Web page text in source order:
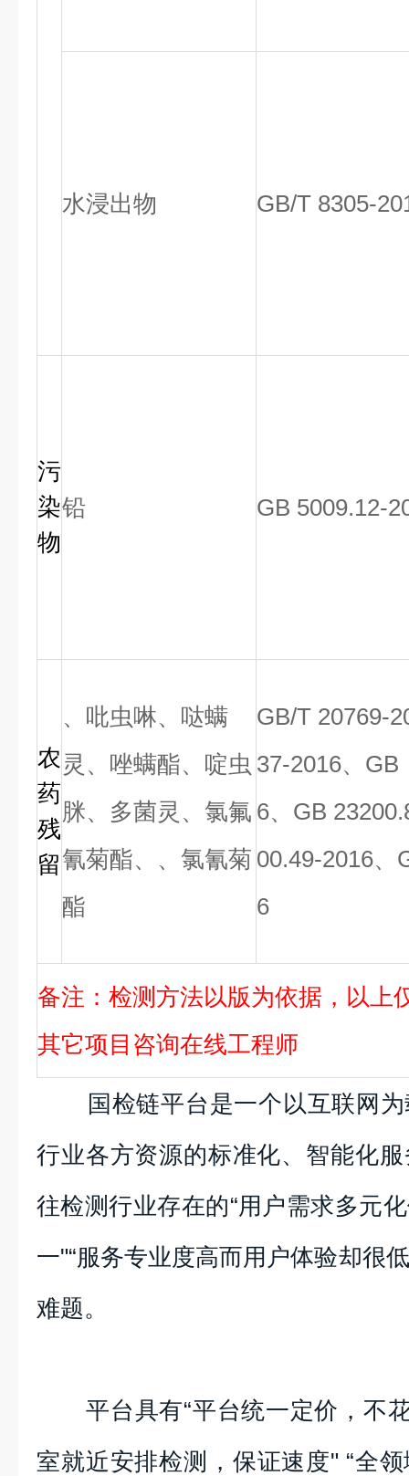
水浸出物 GB/T 8305-
污
染
物
铅 GB 5009.12-
农
药
残
留
、吡虫啉、哒螨
灵、唑螨酯、啶虫
脒、多菌灵、氯氟
氰菊酯、、氯氰菊
酯
GB/T 20769-
37-2016、
6、GB
00.49-2016、
6
备注：检测方法以版为依据，以上
其它项目咨询在线工程师
国检链平台是一个以互联网
行业各方资源的标准化、智能化
往检测行业存在的“用户需求多元
一"“服务专业度高而用户体验却很
难题。
平台具有“平台统一定价，不花
室就近安排检测，保证速度" “全